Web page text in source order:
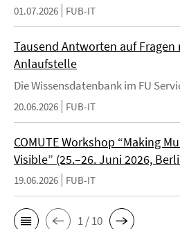
01.07.2026 FUB-IT
Tausend Antworten auf Fragen
Anlaufstelle
Die Wissensdatenbank im FU
20.06.2026 FUB-IT
COMUTE Workshop “Making
Visible” (25.–26. Juni 2026,
19.06.2026 FUB-IT
1 / 10